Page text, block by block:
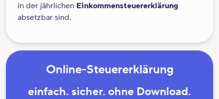
in der jährlichen Einkommensteuererklärung
absetzbar sind.
Online-Steuererklärung
einfach. sicher. ohne Download.